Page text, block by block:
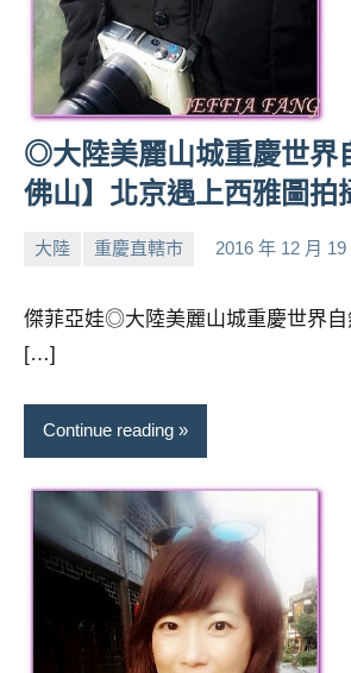
◎大陸美麗山城重慶世界
佛山】北京遇上西雅圖拍
大陸 重慶直轄市 2016 年 12 月 19
小No
傑菲亞娃◎大陸美麗山城重慶世界
[…]
Continue reading